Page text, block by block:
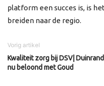
platform een succes is, is
breiden naar de regio.
Vorig artikel
Kwaliteit zorg bij DSV| Duinrand
nu beloond met Goud